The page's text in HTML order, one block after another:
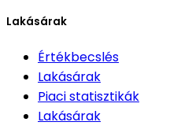
Lakásárak
Értékbecslés
Lakásárak
Piaci statisztikák
Lakásárak